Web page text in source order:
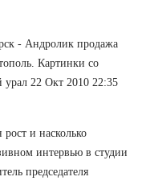
- Андролик продажа
Картинки со
урал 22 Окт 2010 22:35
и насколько
интервью в студии
председателя